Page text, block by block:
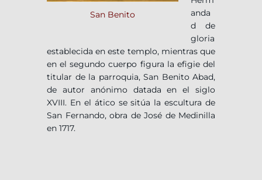
San Benito
anda
d de
gloria
establecida en este templo, mientras que
en el segundo cuerpo figura la efigie del
titular de la parroquia, San Benito Abad,
de autor anónimo datada en el siglo
XVIII. En el ático se sitúa la escultura de
San Fernando, obra de José de Medinilla
en 1717.